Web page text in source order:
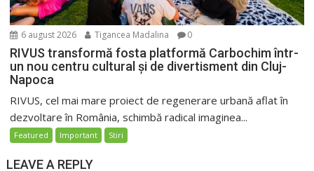
6 august 2026 Tigancea Madalina 0
RIVUS transformă fosta platformă Carbochim într-
un nou centru cultural și de divertisment din Cluj-
Napoca
RIVUS, cel mai mare proiect de regenerare urbană aflat în
dezvoltare în România, schimbă radical imaginea...
Featured Important Stiri
LEAVE A REPLY